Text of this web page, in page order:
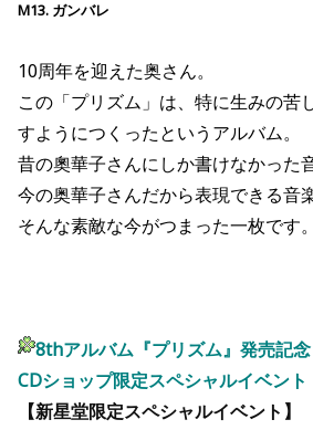
M13. ガンバレ
10周年を迎えた奥さん。
この「プリズム」は、特に生みの苦
すようにつくったというアルバム。
昔の奧華子さんにしか書けなかった
今の奥華子さんだから表現できる音
そんな素敵な今がつまった一枚です。
8thアルバム『プリズム』発売記念
CDショップ限定スペシャルイベント
【新星堂限定スペシャルイベント】